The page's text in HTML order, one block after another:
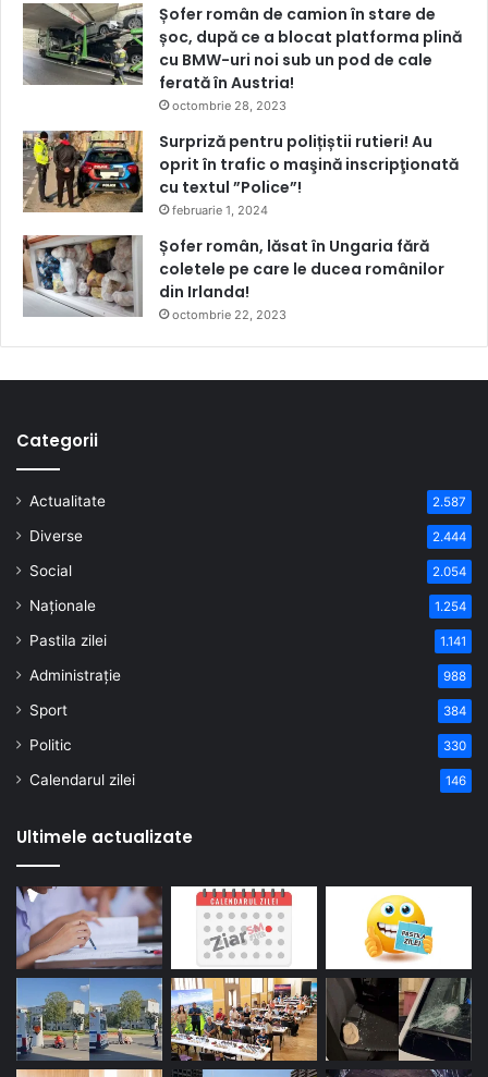
Șofer român de camion în stare de
șoc, după ce a blocat platforma plină
cu BMW-uri noi sub un pod de cale
ferată în Austria!
octombrie 28, 2023
Surpriză pentru polițiștii rutieri! Au
oprit în trafic o maşină inscripţionată
cu textul ”Police”!
februarie 1, 2024
Șofer român, lăsat în Ungaria fără
coletele pe care le ducea românilor
din Irlanda!
octombrie 22, 2023
Categorii
Actualitate 2.587
Diverse 2.444
Social 2.054
Naționale 1.254
Pastila zilei 1.141
Administrație 988
Sport 384
Politic 330
Calendarul zilei 146
Ultimele actualizate